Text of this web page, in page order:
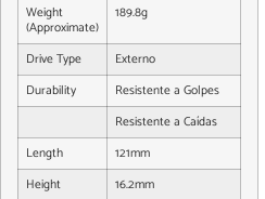
Weight
(Approximate)
189.8g
Drive Type
Externo
Durability
Resistente a Golpes
Resistente a Caídas
Length
121mm
Height
16.2mm